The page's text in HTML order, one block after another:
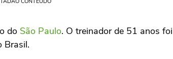
do São Paulo. O treinador de 51 anos
Brasil.